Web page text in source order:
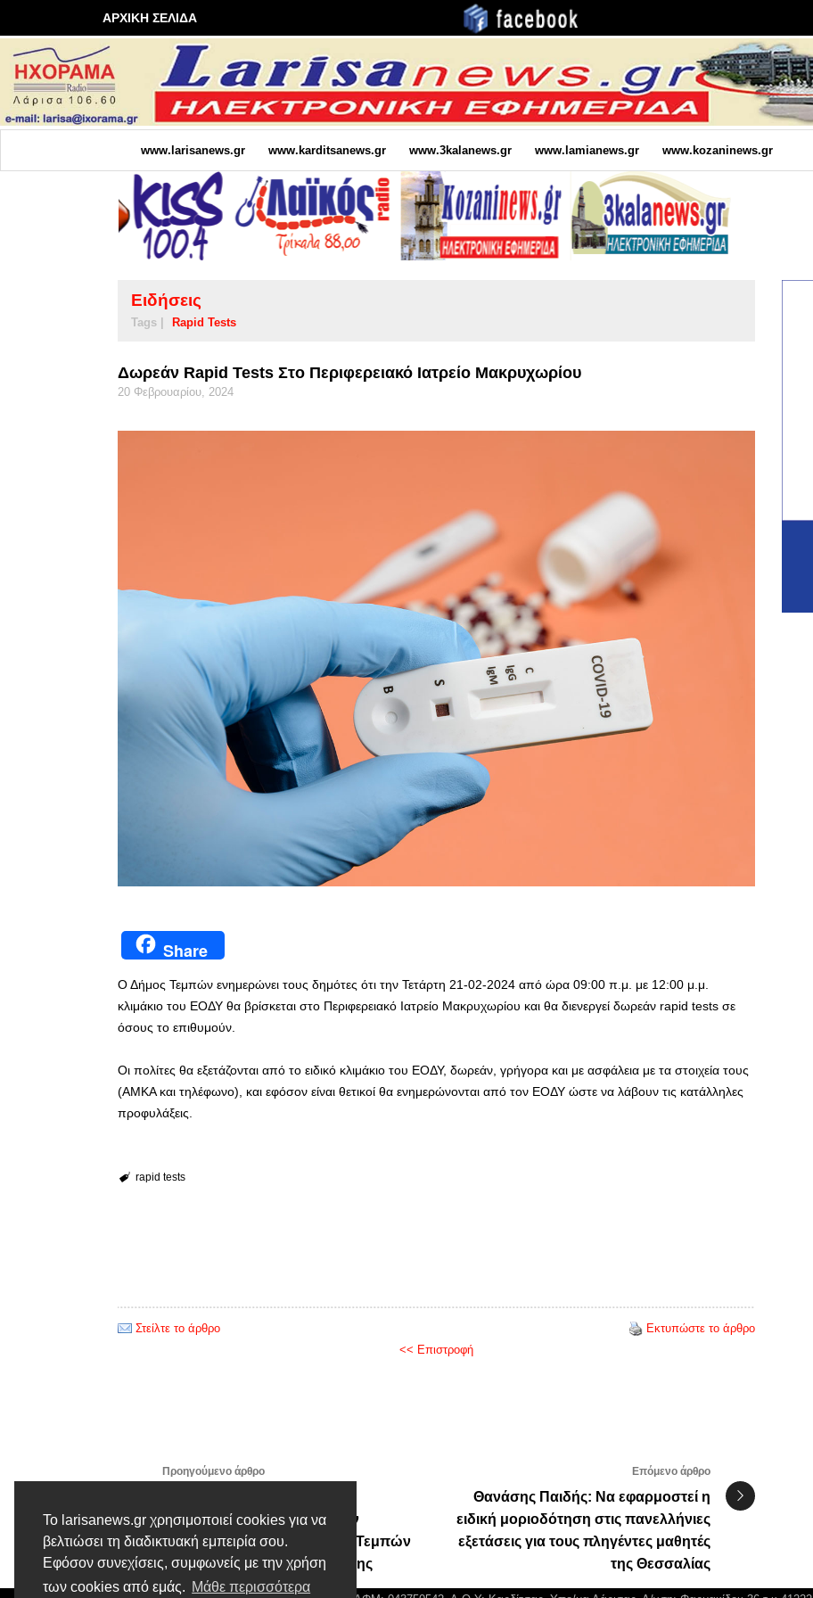
Το larisanews.gr χρησιμοποιεί cookies για να
βελτιώσει τη διαδικτυακή εμπειρία σου.
Εφόσον συνεχίσεις, συμφωνείς με την χρήση
των cookies από εμάς. Μάθε περισσότερα
ΑΡΧΙΚΗ ΣΕΛΙΔΑ
www.larisanews.gr www.karditsanews.gr www.3kalanews.gr www.lamianews.gr www.kozaninews.gr
Ειδήσεις
Tags | Rapid Tests
Δωρεάν Rapid Tests Στο Περιφερειακό Ιατρείο Μακρυχωρίου
20 Φεβρουαρίου, 2024
Share
Ο Δήμος Τεμπών ενημερώνει τους δημότες ότι την Τετάρτη 21-02-2024 από ώρα 09:00 π.μ. με 12:00 μ.μ.
κλιμάκιο του ΕΟΔΥ θα βρίσκεται στο Περιφερειακό Ιατρείο Μακρυχωρίου και θα διενεργεί δωρεάν rapid tests σε
όσους το επιθυμούν.
Οι πολίτες θα εξετάζονται από το ειδικό κλιμάκιο του ΕΟΔΥ, δωρεάν, γρήγορα και με ασφάλεια με τα στοιχεία τους
(ΑΜΚΑ και τηλέφωνο), και εφόσον είναι θετικοί θα ενημερώνονται από τον ΕΟΔΥ ώστε να λάβουν τις κατάλληλες
προφυλάξεις.
rapid tests
Στείλτε το άρθρο
Εκτυπώστε το άρθρο
<< Επιστροφή
Προηγούμενο άρθρο
Πρωτοχρονιάτικης πίτας των
τοπικών φορέων του Δήμου Τεμπών
ο Δήμαρχος Γιώργος Μανώλης
Επόμενο άρθρο
Θανάσης Παιδής: Να εφαρμοστεί η
ειδική μοριοδότηση στις πανελλήνιες
εξετάσεις για τους πληγέντες μαθητές
της Θεσσαλίας